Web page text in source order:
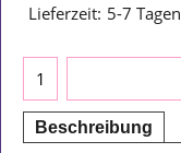
Lieferzeit: 5-7 Tagen
Beschreibung